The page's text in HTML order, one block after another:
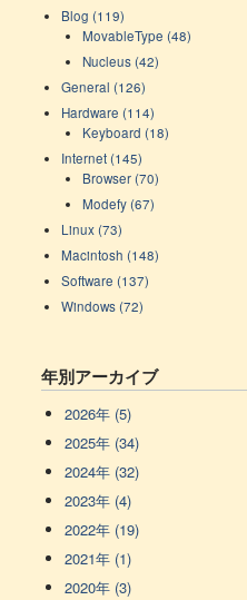
Blog (119)
MovableType (48)
Nucleus (42)
General (126)
Hardware (114)
Keyboard (18)
Internet (145)
Browser (70)
Modefy (67)
Linux (73)
Macintosh (148)
Software (137)
Windows (72)
年別アーカイブ
2026年 (5)
2025年 (34)
2024年 (32)
2023年 (4)
2022年 (19)
2021年 (1)
2020年 (3)